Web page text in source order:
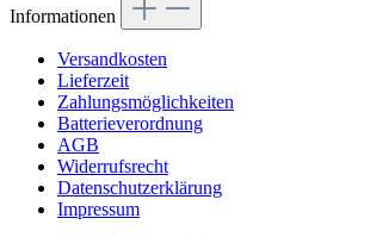
Informationen
Versandkosten
Lieferzeit
Zahlungsmöglichkeiten
Batterieverordnung
AGB
Widerrufsrecht
Datenschutzerklärung
Impressum